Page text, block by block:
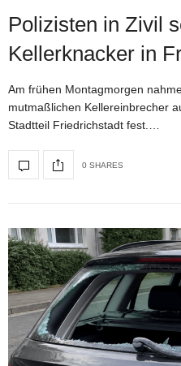
Polizisten in Zivil
Kellerknacker in
Am frühen Montagmorgen
mutmaßlichen Kellereinbrecher
Stadtteil Friedrichstadt fest.…
0 SHARES